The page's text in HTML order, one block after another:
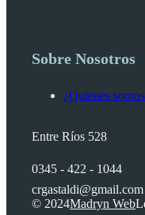
Sobre Nosotros
¿Quienes
Entre Ríos 528
0345 - 422 - 1044
crgastaldi@gmail.com
© 2024Madryn Web